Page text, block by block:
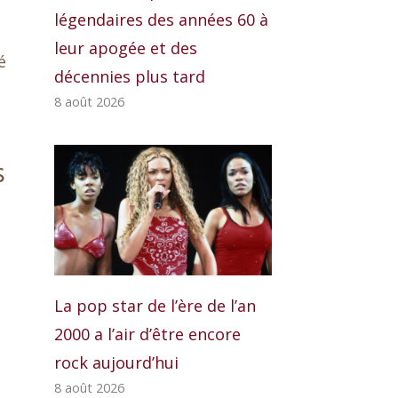
légendaires des années 60 à
leur apogée et des
décennies plus tard
8 août 2026
La pop star de l’ère de l’an
2000 a l’air d’être encore
rock aujourd’hui
8 août 2026